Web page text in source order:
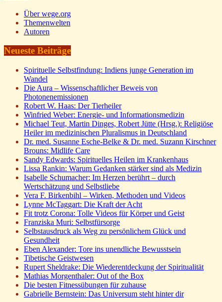
Über wege.org
Themenwelten
Autoren
Neueste Beiträge
Spirituelle Selbstfindung: Indiens junge Generation im
Wandel
Die Aura – Wissenschaftlicher Beweis von
Photonenemissionen
Robert W. Haas: Der Tierheiler
Winfried Weber: Energie- und Informationsmedizin
Michael Teut, Martin Dinges, Robert Jütte (Hrsg.): Religiöse
Heiler im medizinischen Pluralismus in Deutschland
Dr. med. Susanne Esche-Belke & Dr. med. Suzann Kirschner
Brouns: Midlife Care
Sandy Edwards: Spirituelles Heilen im Krankenhaus
Lissa Rankin: Warum Gedanken stärker sind als Medizin
Isabelle Schumacher: Im Herzen berührt – durch
Wertschätzung und Selbstliebe
Vera F. Birkenbihl – Wirken, Methoden und Videos
Lynne McTaggart: Die Kraft der Acht
Fit trotz Corona: Tolle Videos für Körper und Geist
Franziska Muri: Selbstfürsorge
Selbstausdruck als Weg zu persönlichem Glück und
Gesundheit
Eben Alexander: Tore ins unendliche Bewusstsein
Tibetische Geistwesen
Rupert Sheldrake: Die Wiederentdeckung der Spiritualität
Mathias Morgenthaler: Out of the Box
Die besten Fitnessübungen für zuhause
Gabrielle Bernstein: Das Universum steht hinter dir